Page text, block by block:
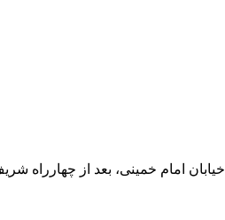
خیابان امام خمینی، بعد از چهارراه شریف، نبش کوچه